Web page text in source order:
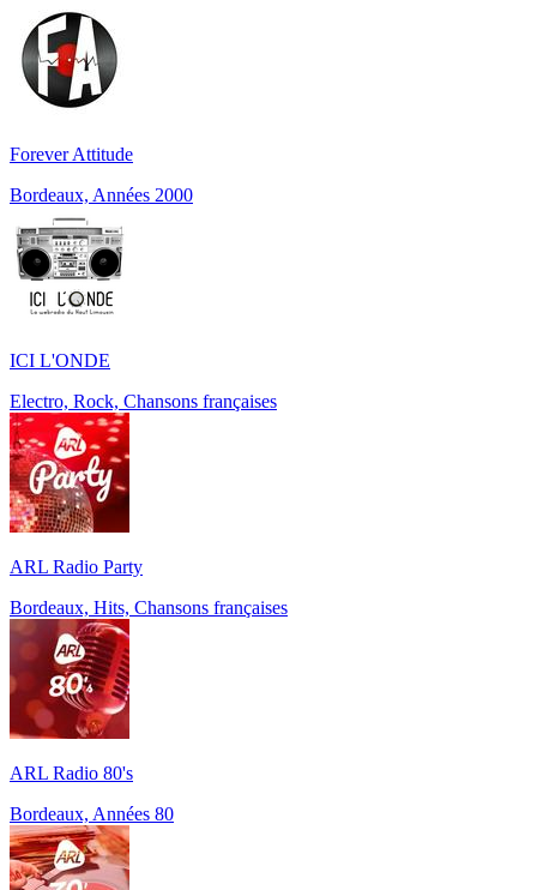
Forever Attitude
Bordeaux, Années 2000
ICI L'ONDE
Electro, Rock, Chansons françaises
ARL Radio Party
Bordeaux, Hits, Chansons françaises
ARL Radio 80's
Bordeaux, Années 80